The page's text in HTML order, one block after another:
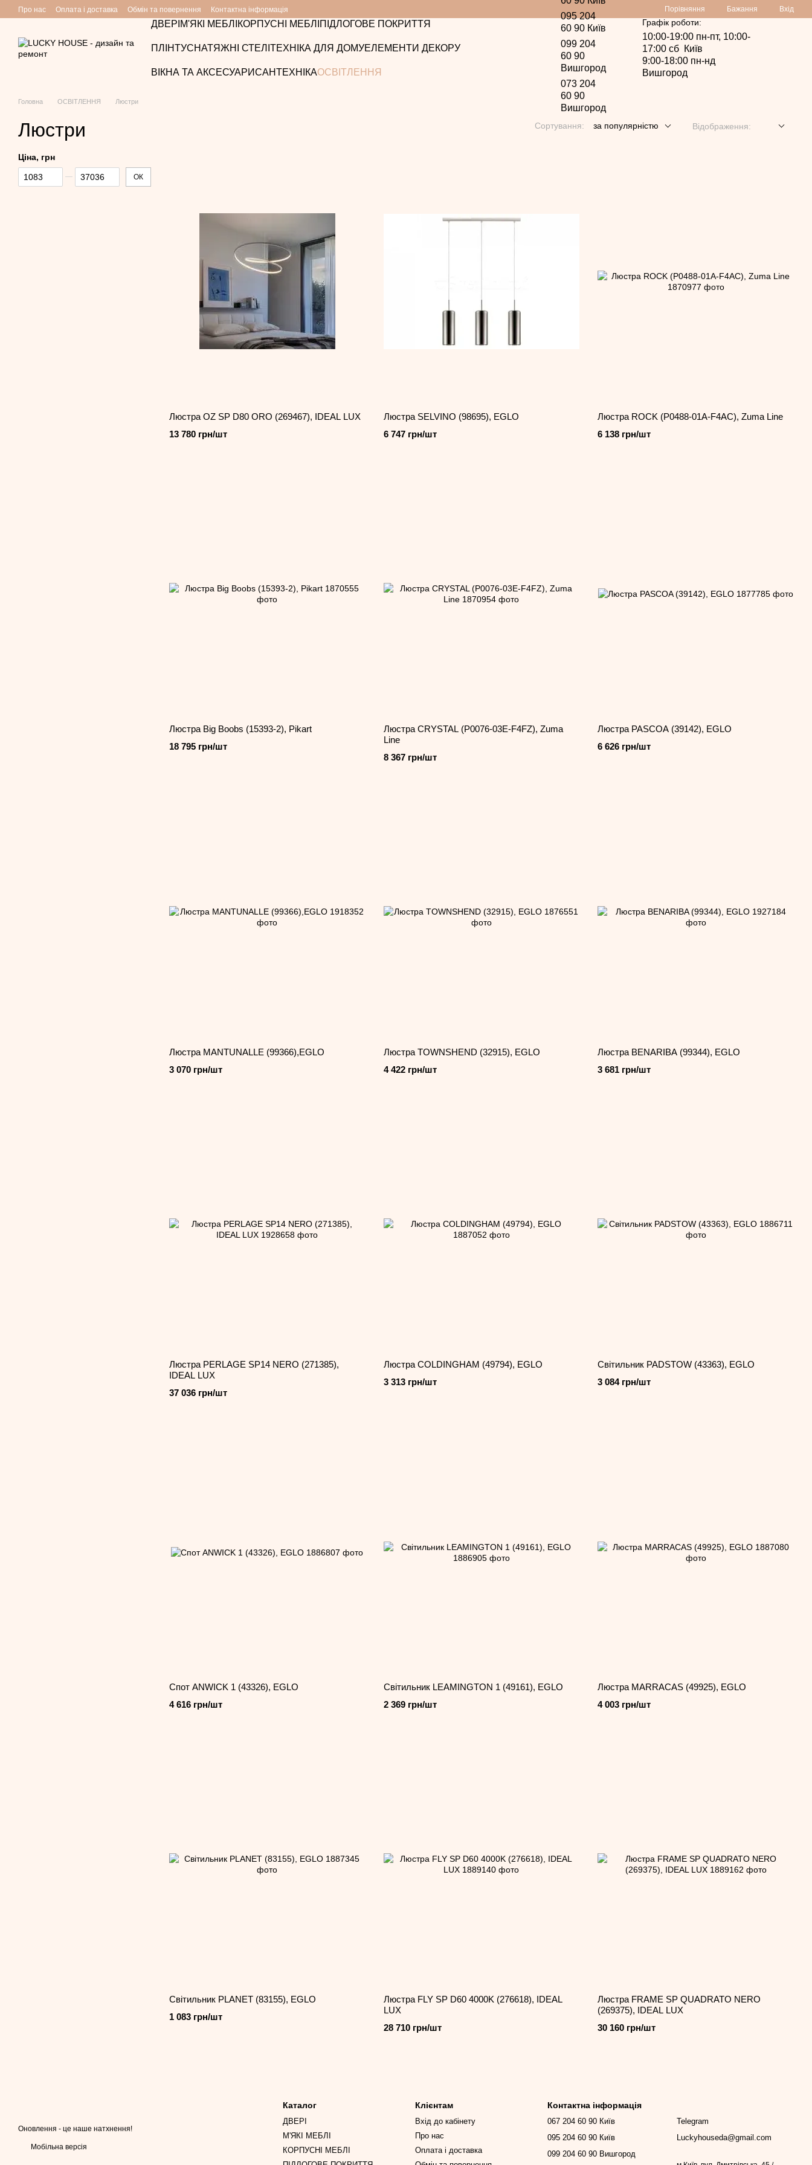
Перейти до основного контенту
Про нас Оплата і доставка Обмін та повернення Контактна інформація Порівняння Бажання Вхід
ДВЕРІ М'ЯКІ МЕБЛІ КОРПУСНІ МЕБЛІ ПІДЛОГОВЕ ПОКРИТТЯ
ПЛІНТУСНАТЯЖНІ СТЕЛІ ТЕХНІКА ДЛЯ ДОМУЕЛЕМЕНТИ ДЕКОРУ
ВІКНА ТА АКСЕСУАРИСАНТЕХНІКАОСВІТЛЕННЯ
095 204
60 90 Київ
099 204
60 90
Вишгород
073 204
60 90
Вишгород
Графік роботи:
10:00-19:00 пн-пт, 10:00-
17:00 сб Київ
9:00-18:00 пн-нд
Вишгород
Головна ОСВІТЛЕННЯ Люстри
Люстри Сортування: за популярністю Відображення:
Люстра OZ SP D80 ORO (269467), IDEAL LUX
13 780 грн/шт
Люстра SELVINO (98695), EGLO
6 747 грн/шт
Люстра ROCK (P0488-01A-F4AC), Zuma Line
6 138 грн/шт
Люстра Big Boobs (15393-2), Pikart
18 795 грн/шт
Люстра CRYSTAL (P0076-03E-F4FZ), Zuma
Line
8 367 грн/шт
Люстра PASCOA (39142), EGLO
6 626 грн/шт
Люстра MANTUNALLE (99366),EGLO
3 070 грн/шт
Люстра TOWNSHEND (32915), EGLO
4 422 грн/шт
Люстра BENARIBA (99344), EGLO
3 681 грн/шт
Люстра PERLAGE SP14 NERO (271385),
IDEAL LUX
37 036 грн/шт
Люстра COLDINGHAM (49794), EGLO
3 313 грн/шт
Світильник PADSTOW (43363), EGLO
3 084 грн/шт
Спот ANWICK 1 (43326), EGLO
4 616 грн/шт
Світильник LEAMINGTON 1 (49161), EGLO
2 369 грн/шт
Люстра MARRACAS (49925), EGLO
4 003 грн/шт
Світильник PLANET (83155), EGLO
1 083 грн/шт
Люстра FLY SP D60 4000K (276618), IDEAL
LUX
28 710 грн/шт
Люстра FRAME SP QUADRATO NERO
(269375), IDEAL LUX
30 160 грн/шт
Ціна, грн
Від Ціна, грн
До Ціна, грн ОК
Оновлення - це наше натхнення!
Мобільна версія
Каталог
ДВЕРІ
М'ЯКІ МЕБЛІ
КОРПУСНІ МЕБЛІ
Клієнтам
Вхід до кабінету
Про нас
Оплата і доставка
Контактна інформація
067 204 60 90 Київ
095 204 60 90 Київ
099 204 60 90 Вишгород
Telegram
Luckyhouseda@gmail.com